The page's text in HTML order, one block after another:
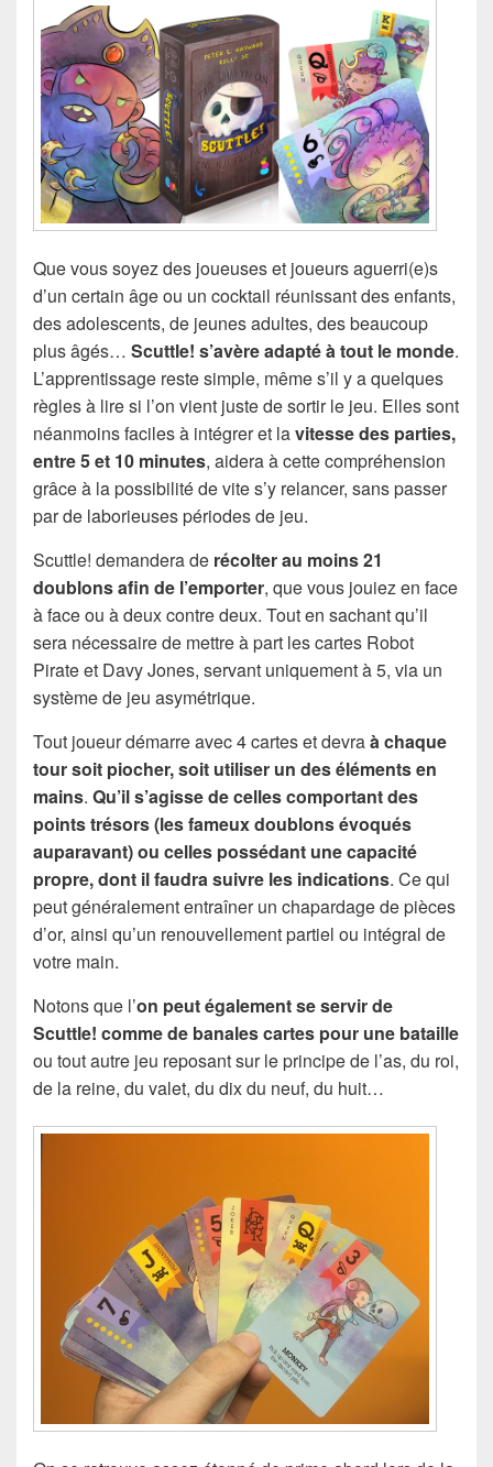
Que vous soyez des joueuses et joueurs aguerri(e)s
d’un certain âge ou un cocktail réunissant des enfants,
des adolescents, de jeunes adultes, des beaucoup
plus âgés… Scuttle! s’avère adapté à tout le monde.
L’apprentissage reste simple, même s’il y a quelques
règles à lire si l’on vient juste de sortir le jeu. Elles sont
néanmoins faciles à intégrer et lavitesse des parties,
entre 5 et 10 minutes, aidera à cette compréhension
grâce à la possibilité de vite s’y relancer, sans passer
par de laborieuses périodes de jeu.
Scuttle! demandera de récolter au moins 21
doublons afin de l’emporter, que vous jouiez en face
à face ou à deux contre deux. Tout en sachant qu’il
sera nécessaire de mettre à part les cartes Robot
Pirate et Davy Jones, servant uniquement à 5, via un
système de jeu asymétrique.
Tout joueur démarre avec 4 cartes et devraà chaque
tour soit piocher, soit utiliser un des éléments en
mains. Qu’il s’agisse de celles comportant des
points trésors (les fameux doublons évoqués
auparavant) ou celles possédant une capacité
propre, dont il faudra suivre les indications. Ce qui
peut généralement entraîner un chapardage de pièces
d’or, ainsi qu’un renouvellement partiel ou intégral de
votre main.
Notons que l’on peut également se servir de
Scuttle! comme de banales cartes pour une bataille
ou tout autre jeu reposant sur le principe de l’as, du roi,
de la reine, du valet, du dix du neuf, du huit…